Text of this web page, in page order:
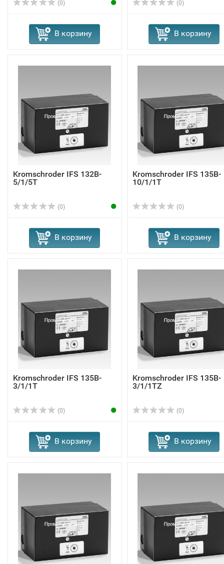
(0)
В корзину
(0)
В корзину
Kromschroder IFS 132B-
5/1/5T
(0)
В корзину
Kromschroder IFS 135B-
10/1/1T
(0)
В корзину
Kromschroder IFS 135B-
3/1/1T
(0)
В корзину
Kromschroder IFS 135B-
3/1/1TZ
(0)
В корзину